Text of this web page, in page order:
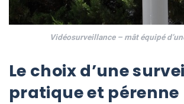
Vidéosurveillance – mât équipé
Le choix d’une
pratique et pérenne